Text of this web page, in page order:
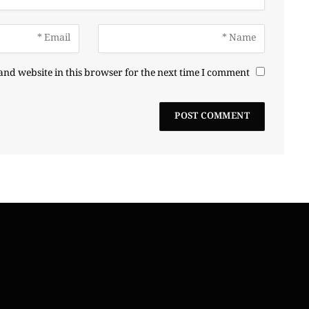
website in this browser for the next time I comment.